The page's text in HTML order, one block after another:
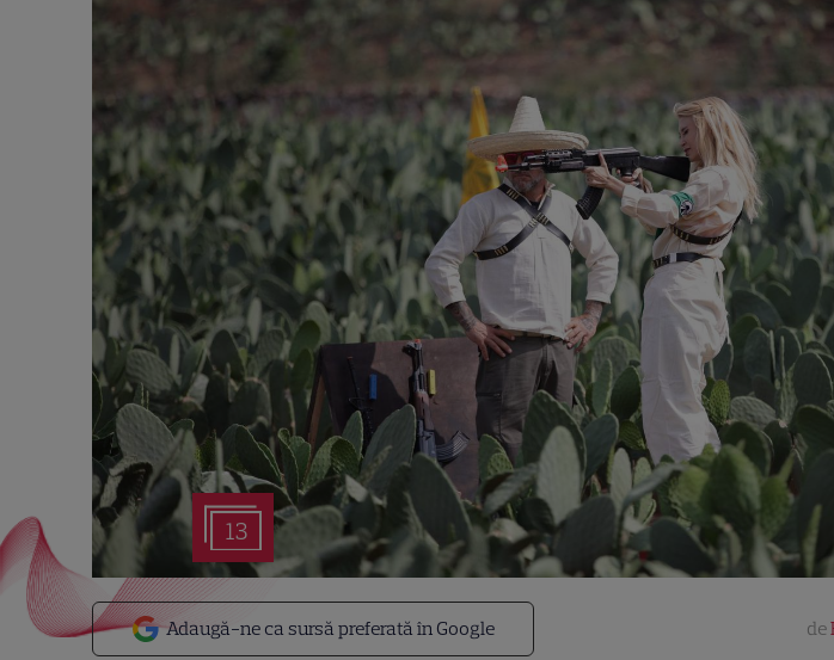
13
Adaugă-ne ca sursă preferată în Google de